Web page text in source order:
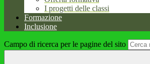
I progetti delle classi
Formazione
Inclusione
Campo di ricerca per le pagine del sito